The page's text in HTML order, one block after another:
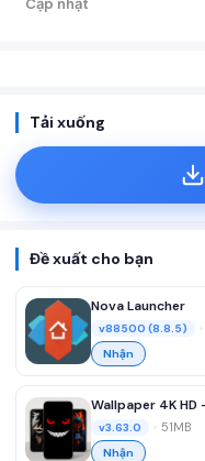
Cập nhật
Tải xuống
Đề xuất cho bạn
Nova Launcher
v88500 (8.8.5)
Nhận
v3.63.0 51MB
Nhận